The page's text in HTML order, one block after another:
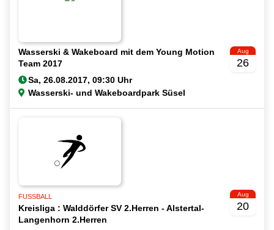
Wasserski & Wakeboard mit dem Young Motion
Team 2017
Wasserski- und Wakeboardpark Süsel
Aug
26
FUSSBALL
Kreisliga : Walddörfer SV 2.Herren - Alstertal-
Langenhorn 2.Herren
Aug
20